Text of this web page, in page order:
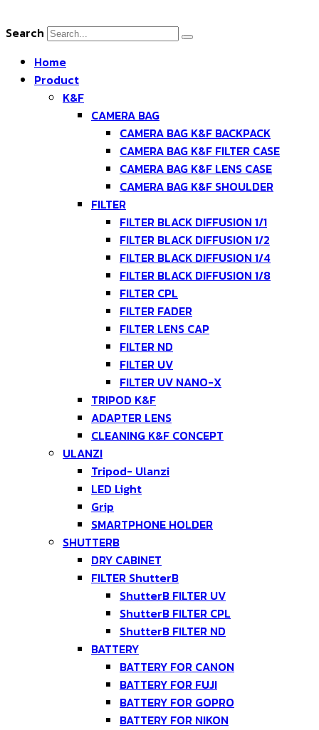
to
Search
Home
Product
K&F
CAMERA BAG
CAMERA BAG K&F BACKPACK
CAMERA BAG K&F FILTER CASE
CAMERA BAG K&F LENS CASE
CAMERA BAG K&F SHOULDER
FILTER
FILTER BLACK DIFFUSION 1/1
FILTER BLACK DIFFUSION 1/2
FILTER BLACK DIFFUSION 1/4
FILTER BLACK DIFFUSION 1/8
FILTER CPL
FILTER FADER
FILTER LENS CAP
FILTER ND
FILTER UV
FILTER UV NANO-X
TRIPOD K&F
ADAPTER LENS
CLEANING K&F CONCEPT
ULANZI
Tripod- Ulanzi
LED Light
Grip
SMARTPHONE HOLDER
SHUTTERB
DRY CABINET
FILTER ShutterB
ShutterB FILTER UV
ShutterB FILTER CPL
ShutterB FILTER ND
BATTERY
BATTERY FOR CANON
BATTERY FOR FUJI
BATTERY FOR GOPRO
BATTERY FOR NIKON